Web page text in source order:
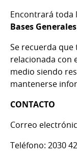
Encontrará toda
Bases Generales
Se recuerda
relacionada con
medio siendo
mantenerse
CONTACTO
Correo
Teléfono: 2030